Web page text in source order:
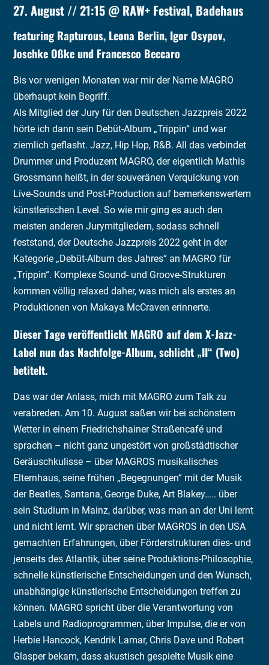
27. August // 21:15 @ RAW+ Festival, Badehaus
featuring Rapturous, Leona Berlin, Igor Osypov,
Joschke Oßke und Francesco Beccaro
Bis vor wenigen Monaten war mir der Name MAGRO
überhaupt kein Begriff.
Als Mitglied der Jury für den Deutschen Jazzpreis 2022
hörte ich dann sein Debüt-Album „Trippin“ und war
ziemlich geflasht. Jazz, Hip Hop, R&B. All das verbindet
Drummer und Produzent MAGRO, der eigentlich Mathis
Grossmann heißt, in der souveränen Verquickung von
Live-Sounds und Post-Production auf bemerkenswertem
künstlerischen Level. So wie mir ging es auch den
meisten anderen Jurymitgliedern, sodass schnell
feststand, der Deutsche Jazzpreis 2022 geht in der
Kategorie „Debüt-Album des Jahres“ an MAGRO für
„Trippin“. Komplexe Sound- und Groove-Strukturen
kommen völlig relaxed daher, was mich als erstes an
Produktionen von Makaya McCraven erinnerte.
Dieser Tage veröffentlicht MAGRO auf dem X-Jazz-
Label nun das Nachfolge-Album, schlicht „II“ (Two)
betitelt.
Das war der Anlass, mich mit MAGRO zum Talk zu
verabreden. Am 10. August saßen wir bei schönstem
Wetter in einem Friedrichshainer Straßencafé und
sprachen – nicht ganz ungestört von großstädtischer
Geräuschkulisse – über MAGROS musikalisches
Elternhaus, seine frühen „Begegnungen“ mit der Musik
der Beatles, Santana, George Duke, Art Blakey….. über
sein Studium in Mainz, darüber, was man an der Uni lernt
und nicht lernt. Wir sprachen über MAGROS in den USA
gemachten Erfahrungen, über Förderstrukturen dies- und
jenseits des Atlantik, über seine Produktions-Philosophie,
schnelle künstlerische Entscheidungen und den Wunsch,
unabhängige künstlerische Entscheidungen treffen zu
können. MAGRO spricht über die Verantwortung von
Labels und Radioprogrammen, über Impulse, die er von
Herbie Hancock, Kendrik Lamar, Chris Dave und Robert
Glasper bekam, dass akustisch gespielte Musik eine